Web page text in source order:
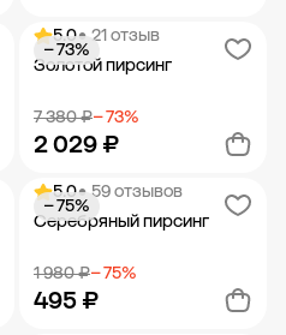
Добавить в корзину
5.0• 21 отзыв
Золотой пирсинг
7 380 ₽− 73%
2 029 ₽
− 73%
Добавить в корзину
5.0• 59 отзывов
Серебряный пирсинг
1 980 ₽− 75%
495 ₽
− 75%